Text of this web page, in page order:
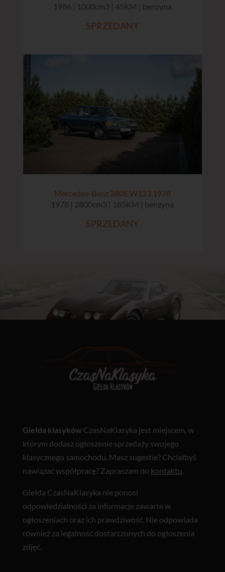
1986 | 1000cm3 | 45KM | benzyna
SPRZEDANY
Mercedes-Benz 280E W123 1978
1978 | 2800cm3 | 185KM | benzyna
SPRZEDANY
Giełda klasyków CzasNaKlasyka jest miejscem, w
którym dodasz ogłoszenie sprzedaży swojego
klasycznego samochodu. Masz sugestie? Chciałbyś
nawiązać współpracę? Zapraszam do kontaktu
Giełda CzasNaKlasyka nie ponosi
odpowiedzialności za informacje zawarte w
ogłoszeniach oraz ich prawdziwość. Nie odpowiada
również za legalność dostarczonych do ogłoszenia
zdjęć.